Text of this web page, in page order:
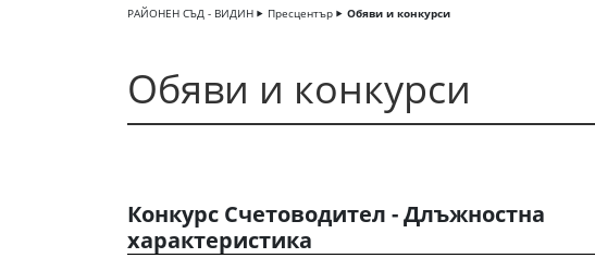
РАЙОНЕН СЪД - ВИДИН Пресцентър Обяви и конкурси
Обяви и конкурси
Конкурс Счетоводител - Длъжностна
характеристика